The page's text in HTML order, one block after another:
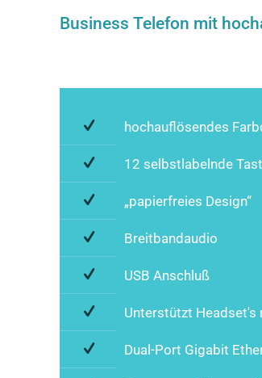
Business Telefon mit
hochauflösendes
12 selbstlabelnde
„papierfreies Design“
Breitbandaudio
USB Anschluß
Unterstützt Headset's
Dual-Port Gigabit